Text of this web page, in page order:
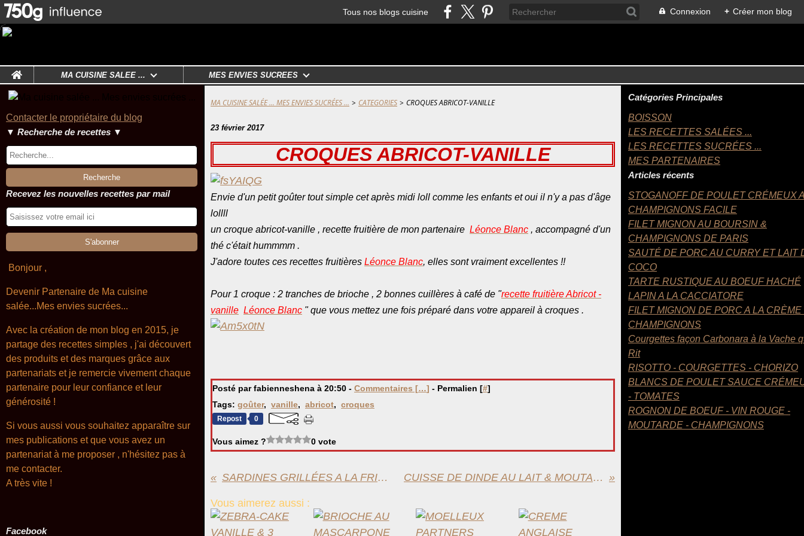
Tous nos blogs cuisine Connexion + Créer mon blog
Home MA CUISINE SALÉE ... MES ENVIES SUCRÉES
Contacter le propriétaire du blog
▼ Recherche de recettes ▼
Recevez les nouvelles recettes par mail
Bonjour ,
Devenir Partenaire de Ma cuisine
salée...Mes envies sucrées...
Avec la création de mon blog en 2015, je
partage des recettes simples , j'ai découvert
des produits et des marques grâce aux
partenariats et je remercie vivement chaque
partenaire pour leur confiance et leur
générosité !
Si vous aussi vous souhaitez apparaître sur
mes publications et que vous avez un
partenariat à me proposer , n'hésitez pas à
me contacter.
A très vite !
Facebook
MA CUISINE SALÉE ... MES ENVIES SUCRÉES ... > CATEGORIES > CROQUES ABRICOT-VANILLE
23 février 2017
CROQUES ABRICOT-VANILLE
Envie d'un petit goûter tout simple cet après midi loll comme les enfants et oui il n'y a pas d'âge
lollll
un croque abricot-vanille , recette fruitière de mon partenaire Léonce Blanc , accompagné d'un
thé c'était hummmm .
J'adore toutes ces recettes fruitières Léonce Blanc, elles sont vraiment excellentes !!
Pour 1 croque : 2 tranches de brioche , 2 bonnes cuillères à café de "recette fruitière Abricot -
vanille Léonce Blanc " que vous mettez une fois préparé dans votre appareil à croques .
Posté par fabienneshena à 20:50 - Commentaires […] - Permalien [#]
Tags: goûter, vanille, abricot, croques
Repost 0
Vous aimez ? 0 vote
SARDINES GRILLÉES A LA FRITEUSE CECOFRY CUISSE DE DINDE AU LAIT & MOUTARDE A L'ANCIENNE
Vous aimerez aussi :
Catégories Principales
BOISSON
LES RECETTES SALÉES ...
LES RECETTES SUCRÉES ...
MES PARTENAIRES
Articles récents
STOGANOFF DE POULET CRÉMEUX
CHAMPIGNONS FACILE
FILET MIGNON AU BOURSIN &
CHAMPIGNONS DE PARIS
SAUTÉ DE PORC AU CURRY ET LAIT
COCO
TARTE RUSTIQUE AU BOEUF HACHÉ
LAPIN A LA CACCIATORE
FILET MIGNON DE PORC A LA CRÈME
CHAMPIGNONS
Courgettes façon Carbonara à la Vache
Rit
RISOTTO - COURGETTES - CHORIZO
BLANCS DE POULET SAUCE
- TOMATES
ROGNON DE BOEUF - VIN ROUGE -
MOUTARDE - CHAMPIGNONS